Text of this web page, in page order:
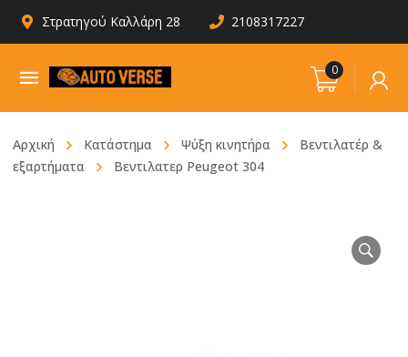
Στρατηγού Καλλάρη 28 2108317227
0
Αρχική Κατάστημα Ψύξη κινητήρα
Βεντιλατέρ &
εξαρτήματα
Βεντιλατερ Peugeot 304